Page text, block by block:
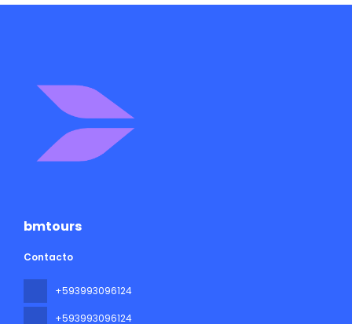
bmtours
Contacto
+593993096124
+593993096124